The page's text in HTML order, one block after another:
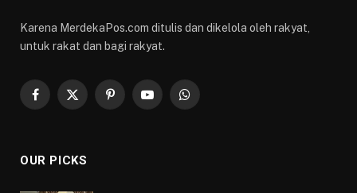
Karena MerdekaPos.com ditulis dan dikelola oleh rakyat,
untuk rakat dan bagi rakyat.
Facebook
X
PinterestYouTubeWhatsApp
OUR PICKS